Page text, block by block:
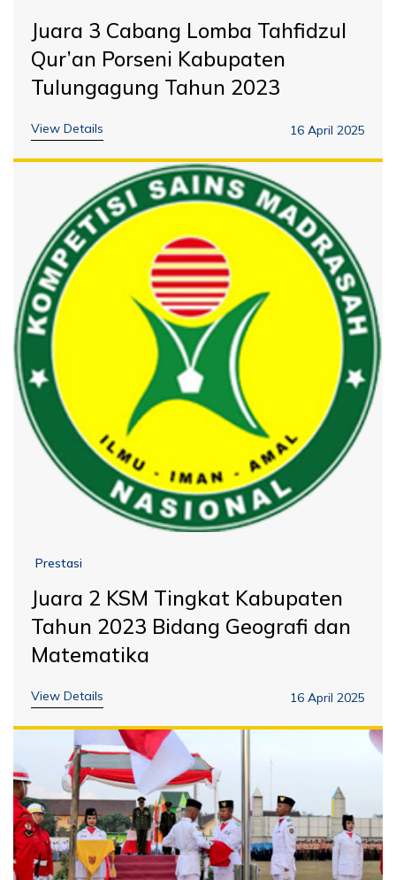
Juara 3 Cabang Lomba Tahfidzul
Qur’an Porseni Kabupaten
Tulungagung Tahun 2023
View Details 16 April 2025
Prestasi
Juara 2 KSM Tingkat Kabupaten
Tahun 2023 Bidang Geografi dan
Matematika
View Details 16 April 2025